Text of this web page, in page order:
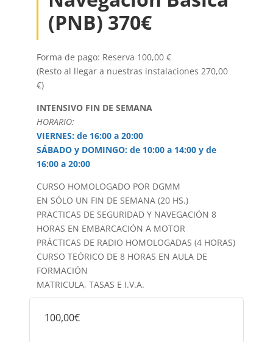
(PNB) 370€
Forma de pago: Reserva 100,00 €
(Resto al llegar a nuestras instalaciones 270,00
€)
INTENSIVO FIN DE SEMANA
HORARIO:
VIERNES: de 16:00 a 20:00
SÁBADO y DOMINGO: de 10:00 a 14:00 y de
16:00 a 20:00
CURSO HOMOLOGADO POR DGMM
EN SÓLO UN FIN DE SEMANA (20 HS.)
PRACTICAS DE SEGURIDAD Y NAVEGACIÓN 8
HORAS EN EMBARCACIÓN A MOTOR
PRÁCTICAS DE RADIO HOMOLOGADAS (4 HORAS)
CURSO TEÓRICO DE 8 HORAS EN AULA DE
FORMACIÓN
MATRICULA, TASAS E I.V.A.
100,00€